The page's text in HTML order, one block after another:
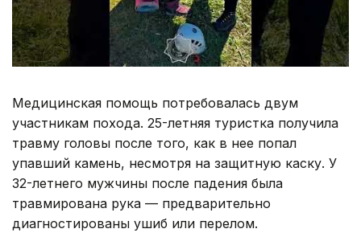
Медицинская помощь потребовалась двум
участникам похода. 25-летняя туристка получила
травму головы после того, как в нее попал
упавший камень, несмотря на защитную каску. У
32-летнего мужчины после падения была
травмирована рука — предварительно
диагностированы ушиб или перелом.